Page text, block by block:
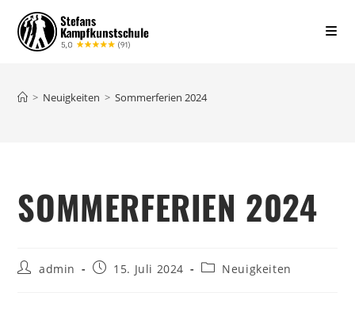
> Neuigkeiten > Sommerferien 2024
SOMMERFERIEN 2024
admin 15. Juli 2024 Neuigkeiten